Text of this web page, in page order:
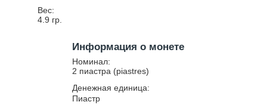
Вес:
4.9 гр.
Информация о монете
Номинал:
2 пиастра (piastres)
Денежная единица:
Пиастр